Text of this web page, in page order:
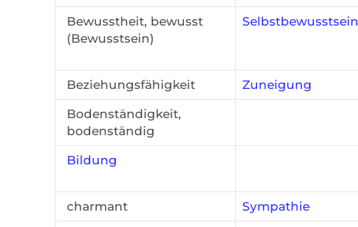
Bewusstheit, bewusst
(Bewusstsein)
Selbstbewusstsein
Beziehungsfähigkeit Zuneigung
Bodenständigkeit,
bodenständig
Bildung
charmant Sympathie